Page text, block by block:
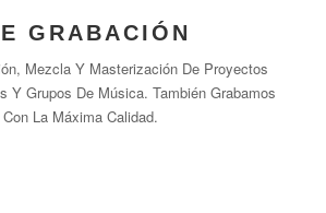
GRABACIÓN
Mezcla Y Masterización De Proyectos
Y Grupos De Música. También Grabamos
La Máxima Calidad.